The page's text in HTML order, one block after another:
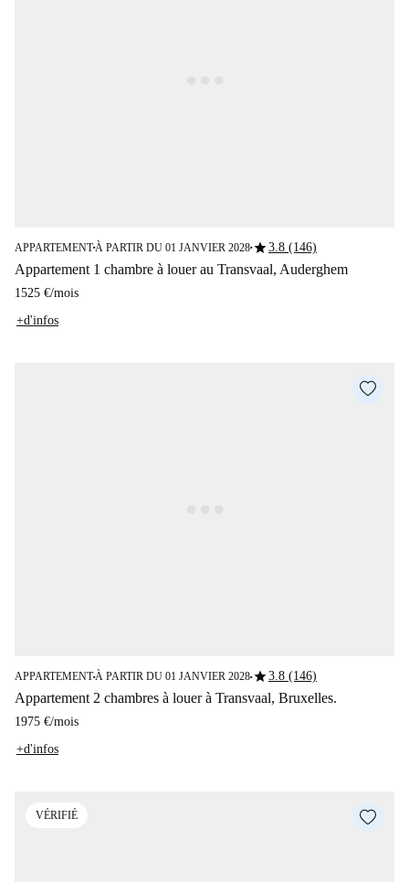
APPARTEMENT■À PARTIR DU 01 JANVIER 2028■star3.8 (146)
Appartement 1 chambre à louer au Transvaal, Auderghem
1525 €/mois
+d'infos
APPARTEMENT■À PARTIR DU 01 JANVIER 2028■star3.8 (146)
Appartement 2 chambres à louer à Transvaal, Bruxelles.
1975 €/mois
+d'infos
VÉRIFIÉ